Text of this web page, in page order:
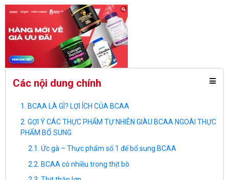
Các nội dung chính
BCAA LÀ GÌ? LỢI ÍCH CỦA BCAA
GỢI Ý CÁC THỰC PHẨM TỰ NHIÊN GIÀU BCAA NGOÀI THỰC
PHẨM BỔ SUNG
Ức gà – Thực phẩm số 1 để bổ sung BCAA
BCAA có nhiều trong thịt bò